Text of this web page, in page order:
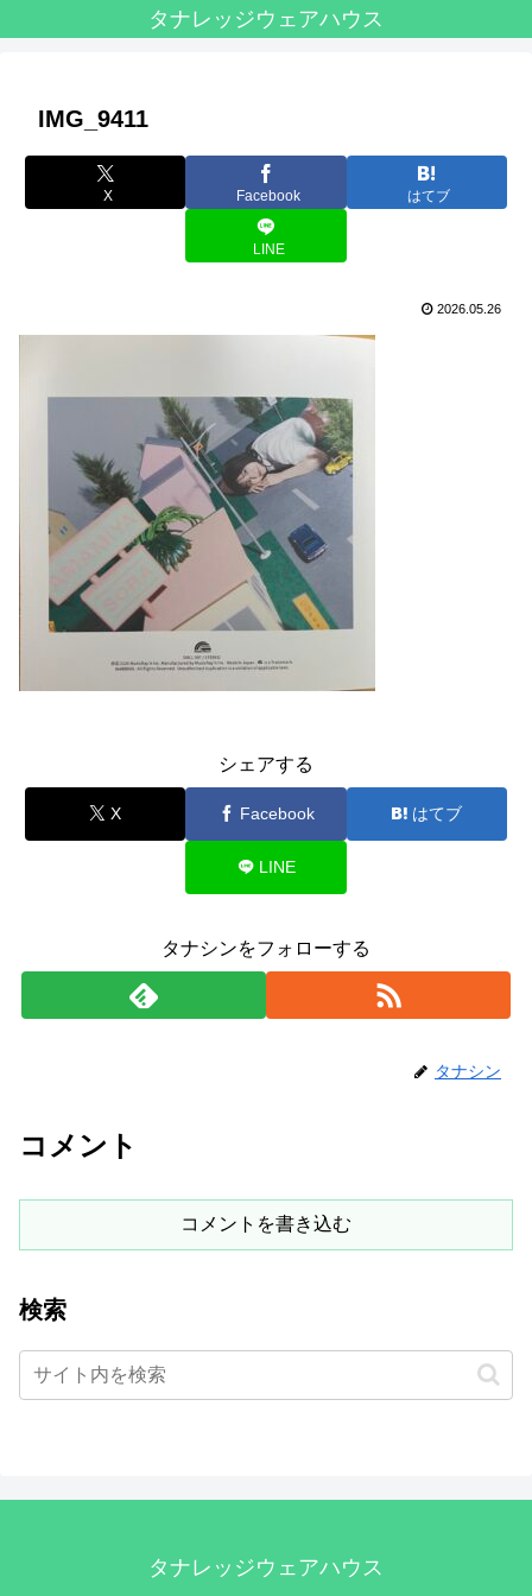
タナレッジウェアハウス
IMG_9411
X Facebook はてブ
LINE
2026.05.26
シェアする
X Facebook はてブ
LINE
タナシンをフォローする
タナシン
コメント
コメントを書き込む
検索
タナレッジウェアハウス